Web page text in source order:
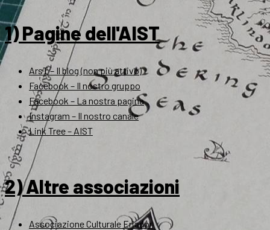
1) Pagine dell'AIST
ArsT – Il blog (non più attivo)
Facebook – Il nostro gruppo
Facebook – La nostra pagina
Instagram – Il nostro canale
Link Tree – AIST
2) Altre associazioni
Associazione Culturale Eriador